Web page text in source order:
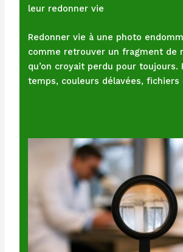
leur redonner vie
Redonner vie à une photo
comme retrouver un fragment de
qu’on croyait perdu pour toujours.
temps, couleurs délavées, fichiers